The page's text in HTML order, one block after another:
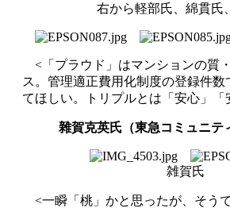
右から軽部氏、綿貫氏
< 「プラウド」はマンションの質
ス。管理適正費用化制度の登録件数
てほしい。 トリプルとは「安心」「
雜賀克英氏（東急コミュニテ
雑賀氏
<一瞬「桃」かと思ったが、そう